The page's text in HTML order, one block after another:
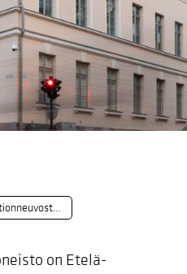
Valtionneuvoston Juhlahuoneiston peruskorjaus ja laajennus
on Etelä-